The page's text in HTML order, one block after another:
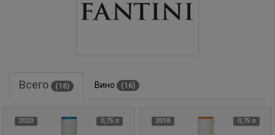
Всего (16) Вино (16)
2020 0,75 л 2018 0,75 л